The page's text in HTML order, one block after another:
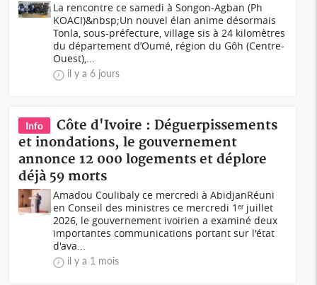
La rencontre ce samedi à Songon-Agban (Ph
KOACI)&nbsp;Un nouvel élan anime désormais
Tonla, sous-préfecture, village sis à 24 kilomètres
du département d’Oumé, région du Gôh (Centre-
Ouest),...
il y a 6 jours
Info
Côte d'Ivoire : Déguerpissements
et inondations, le gouvernement
annonce 12 000 logements et déplore
déjà 59 morts
Amadou Coulibaly ce mercredi à AbidjanRéuni
en Conseil des ministres ce mercredi 1ᵉʳ juillet
2026, le gouvernement ivoirien a examiné deux
importantes communications portant sur l'état
d'ava...
il y a 1 mois